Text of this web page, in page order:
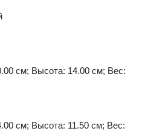
см; Высота: 14.00 см; Вес:
см; Высота: 11.50 см; Вес: